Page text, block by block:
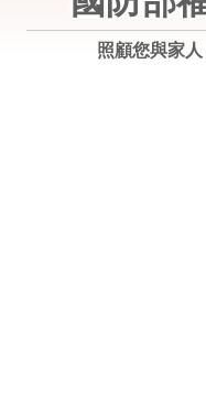
照顧您與家